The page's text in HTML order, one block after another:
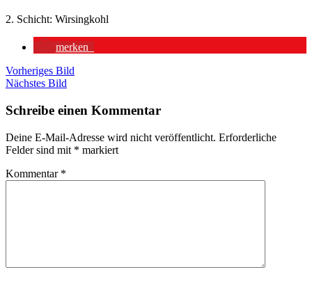
2. Schicht: Wirsingkohl
merken
Vorheriges Bild
Nächstes Bild
Schreibe einen Kommentar
Deine E-Mail-Adresse wird nicht veröffentlicht. Erforderliche
Felder sind mit * markiert
Kommentar *